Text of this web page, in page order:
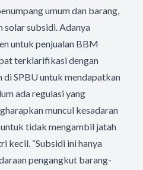
umum dan barang,
solar subsidi. Adanya
untuk penjualan BBM
terklarifikasi dengan
di SPBU untuk mendapatkan
ada regulasi yang
muncul kesadaran
tidak mengambil jatah
kecil. “Subsidi ini hanya
pengangkut barang-